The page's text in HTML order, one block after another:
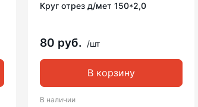
Круг отрез д/мет 150*2,0
80 руб. /шт
В корзину
В наличии